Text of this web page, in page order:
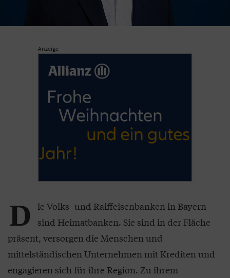
Anzeige
D ie Volks- und Raiffeisenbanken in Bayern
sind Heimatbanken. Sie sind in der Fläche
präsent, versorgen die Menschen und
mittelständischen Unternehmen mit Krediten und
engagieren sich für ihre Region. Zu ihrem